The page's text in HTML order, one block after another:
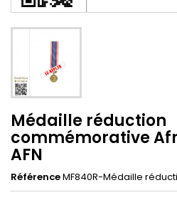
Médaille réduction
commémorative
AFN
RéférenceMF840R-Médaille